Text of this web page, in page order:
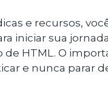
e recursos,
iniciar sua
de HTML. O
e nunca parar